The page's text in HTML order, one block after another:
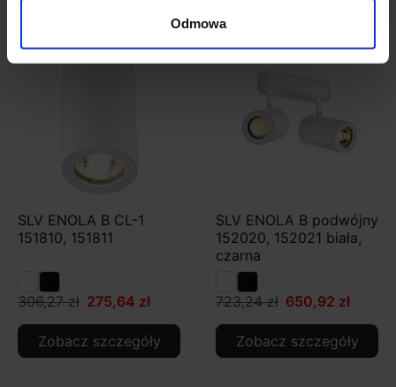
Odmowa
Promocja
SLV ENOLA B CL-1
151810, 151811
306,27 zł 275,64 zł
Zobacz szczegóły
SLV ENOLA B podwójny
152020, 152021 biała,
czarna
723,24 zł 650,92 zł
Zobacz szczegóły